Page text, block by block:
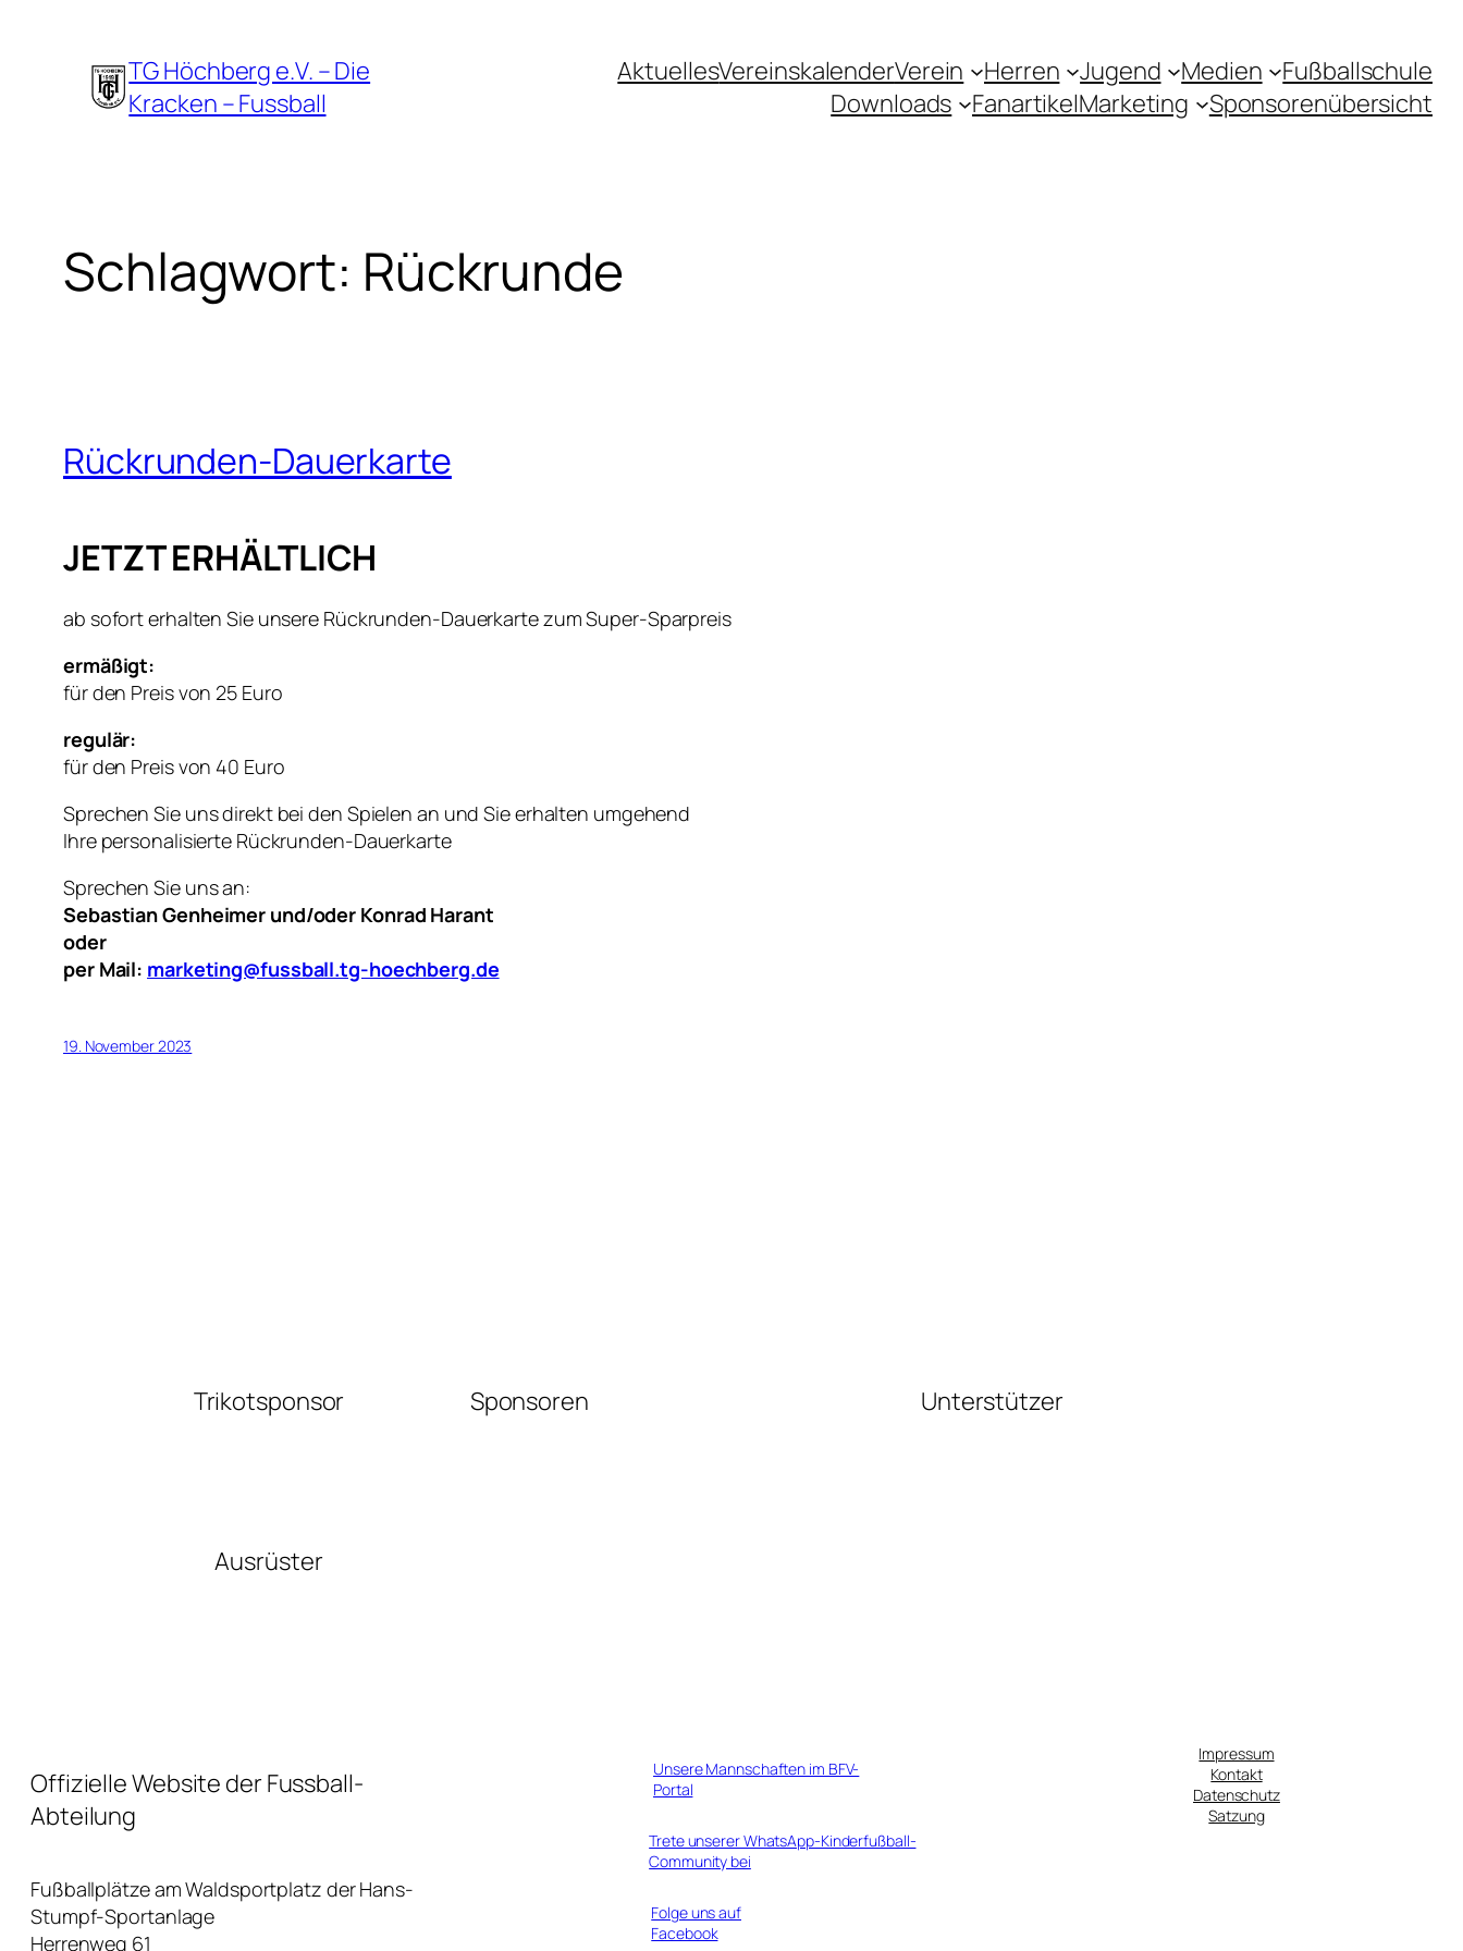
springen
TG Höchberg e.V. – Die
Kracken – Fussball
AktuellesVereinskalenderVerein Herren Jugend Medien
Fußballschule
Downloads
FanartikelMarketing Sponsorenübersicht
Schlagwort: Rückrunde
Rückrunden-Dauerkarte
JETZT ERHÄLTLICH
ab sofort erhalten Sie unsere Rückrunden-Dauerkarte zum Super-Sparpreis
ermäßigt:
für den Preis von 25 Euro
regulär:
für den Preis von 40 Euro
Sprechen Sie uns direkt bei den Spielen an und Sie erhalten umgehend
Ihre personalisierte Rückrunden-Dauerkarte
Sprechen Sie uns an:
Sebastian Genheimer und/oder Konrad Harant
oder
per Mail: marketing@fussball.tg-hoechberg.de
19. November 2023
Trikotsponsor
Ausrüster
Sponsoren Unterstützer
Offizielle Website der Fussball-
Abteilung
Fußballplätze am Waldsportplatz der Hans-
Stumpf-Sportanlage
Herrenweg 61
Unsere Mannschaften im BFV-
Portal
Trete unserer WhatsApp-Kinderfußball-
Community bei
Folge uns auf
Facebook
Impressum
Kontakt
Datenschutz
Satzung